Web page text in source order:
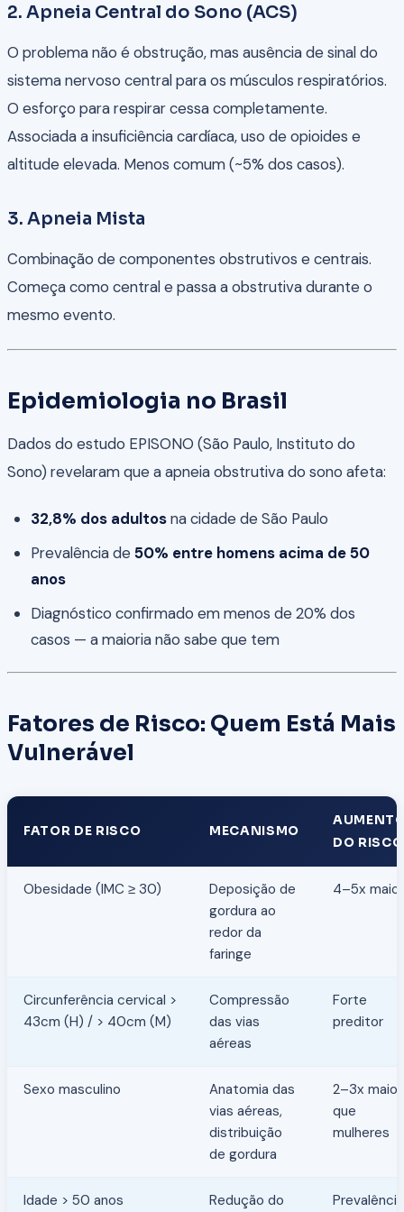
2. Apneia Central do Sono (ACS)
O problema não é obstrução, mas ausência de sinal do
sistema nervoso central para os músculos respiratórios.
O esforço para respirar cessa completamente.
Associada a insuficiência cardíaca, uso de opioides e
altitude elevada. Menos comum (~5% dos casos).
3. Apneia Mista
Combinação de componentes obstrutivos e centrais.
Começa como central e passa a obstrutiva durante o
mesmo evento.
Epidemiologia no Brasil
Dados do estudo EPISONO (São Paulo, Instituto do
Sono) revelaram que a apneia obstrutiva do sono afeta:
32,8% dos adultosna cidade de São Paulo
Prevalência de 50% entre homens acima de 50
anos
Diagnóstico confirmado em menos de 20% dos
casos — a maioria não sabe que tem
Fatores de Risco: Quem Está Mais
Vulnerável
FATOR DE RISCO MECANISMO
DO RISCO
Obesidade (IMC ≥ 30)
Deposição de
gordura ao
redor da
faringe
4–5x maior
Circunferência cervical >
43cm (H) / > 40cm (M)
Compressão
das vias
aéreas
Forte
preditor
Sexo masculino
Anatomia das
vias aéreas,
distribuição
de gordura
2–3x maior
que
mulheres
Idade > 50 anos
Redução do
Prevalência